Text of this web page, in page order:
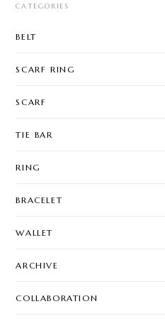
CATEGORIES
BELT
SCARF RING
SCARF
TIE BAR
RING
BRACELET
WALLET
ARCHIVE
COLLABORATION